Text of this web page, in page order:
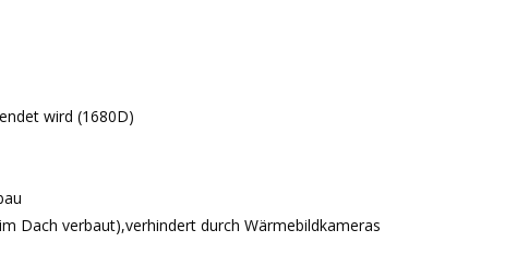
wird (1680D)
Dach verbaut),verhindert durch Wärmebildkameras